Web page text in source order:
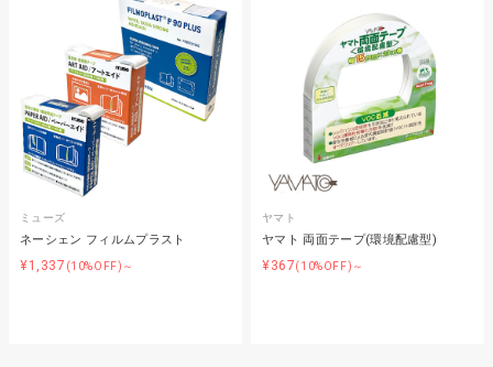
ミューズ
ネーシェン フィルムプラスト
¥1,337 (10%OFF)～
ヤマト
ヤマト 両面テープ(環境配慮型)
¥367(10%OFF)～